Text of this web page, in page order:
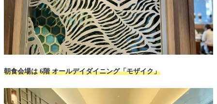
朝食会場は 6階 オールデイダイニング「モザイク」